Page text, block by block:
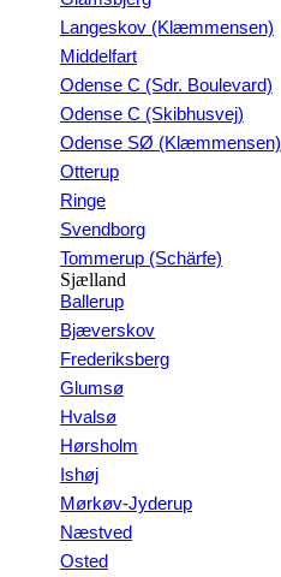
Langeskov (Klæmmensen)
Middelfart
Odense C (Sdr. Boulevard)
Odense C (Skibhusvej)
Odense SØ (Klæmmensen)
Otterup
Ringe
Svendborg
Tommerup (Schärfe)
Sjælland
Ballerup
Bjæverskov
Frederiksberg
Glumsø
Hvalsø
Hørsholm
Ishøj
Mørkøv-Jyderup
Næstved
Osted